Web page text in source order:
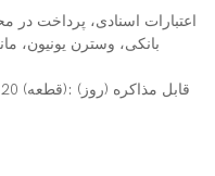
اعتبارات اسنادی، پرداخت در
بانکی، وسترن یونیون،
1-20 (قطعه): 7 (روز)،&gt; 20 (قطعه): قابل مذاکره (روز)